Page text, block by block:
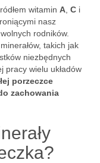
witamin A C i
nasz
rodników.
takich jak
niezbędnych
pracy wielu układów
porzeczce
zachowania